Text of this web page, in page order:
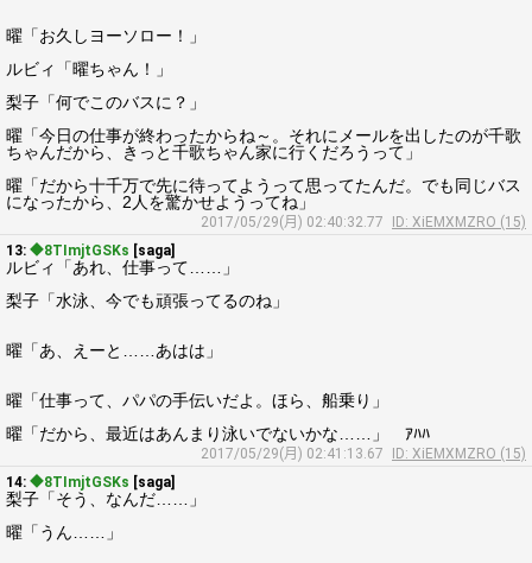
曜「お久しヨーソロー！」
ルビィ「曜ちゃん！」
梨子「何でこのバスに？」
曜「今日の仕事が終わったからね～。それにメールを出したのが千歌
ちゃんだから、きっと千歌ちゃん家に行くだろうって」
曜「だから十千万で先に待ってようって思ってたんだ。でも同じバス
になったから、2人を驚かせようってね」
2017/05/29(月) 02:40:32.77
ID: XiEMXMZRO (15)
13: ◆8TImjtGSKs [saga]
ルビィ「あれ、仕事って……」
梨子「水泳、今でも頑張ってるのね」
曜「あ、えーと……あはは」
曜「仕事って、パパの手伝いだよ。ほら、船乗り」
曜「だから、最近はあんまり泳いでないかな……」 ｱﾊﾊ
2017/05/29(月) 02:41:13.67
ID: XiEMXMZRO (15)
14: ◆8TImjtGSKs [saga]
梨子「そう、なんだ……」
曜「うん……」